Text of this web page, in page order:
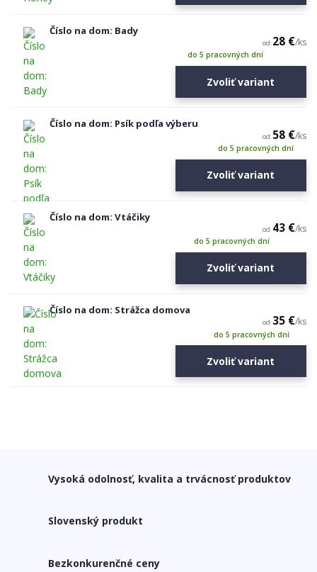
Číslo na dom: Bady
od 28 €/ks
do 5 pracovných dní
Zvoliť variant
Číslo na dom: Psík podľa výberu
od 58 €/ks
do 5 pracovných dní
Zvoliť variant
Číslo na dom: Vtáčiky
od 43 €/ks
do 5 pracovných dní
Zvoliť variant
Číslo na dom: Strážca domova
od 35 €/ks
do 5 pracovných dní
Zvoliť variant
Vysoká odolnosť, kvalita a trvácnosť produktov
Slovenský produkt
Bezkonkurenčné ceny